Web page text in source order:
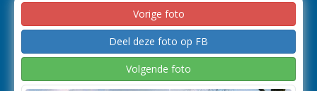
Vorige foto
Deel deze foto op FB
Volgende foto